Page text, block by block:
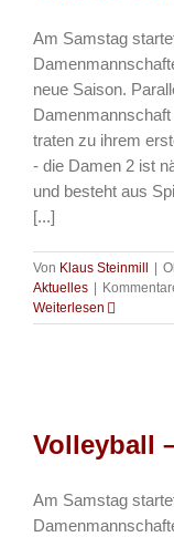
Am Samstag
neue Saison.
traten zu ihrem
- die Damen 2 ist
und besteht aus
[...]
Von Klaus Steinmill
Aktuelles
Weiterlesen
Volleyball
Am Samstag